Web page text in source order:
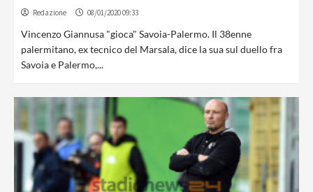
Redazione 08/01/2020 09:33
Vincenzo Giannusa "gioca" Savoia-Palermo. Il 38enne
palermitano, ex tecnico del Marsala, dice la sua sul duello fra
Savoia e Palermo,...